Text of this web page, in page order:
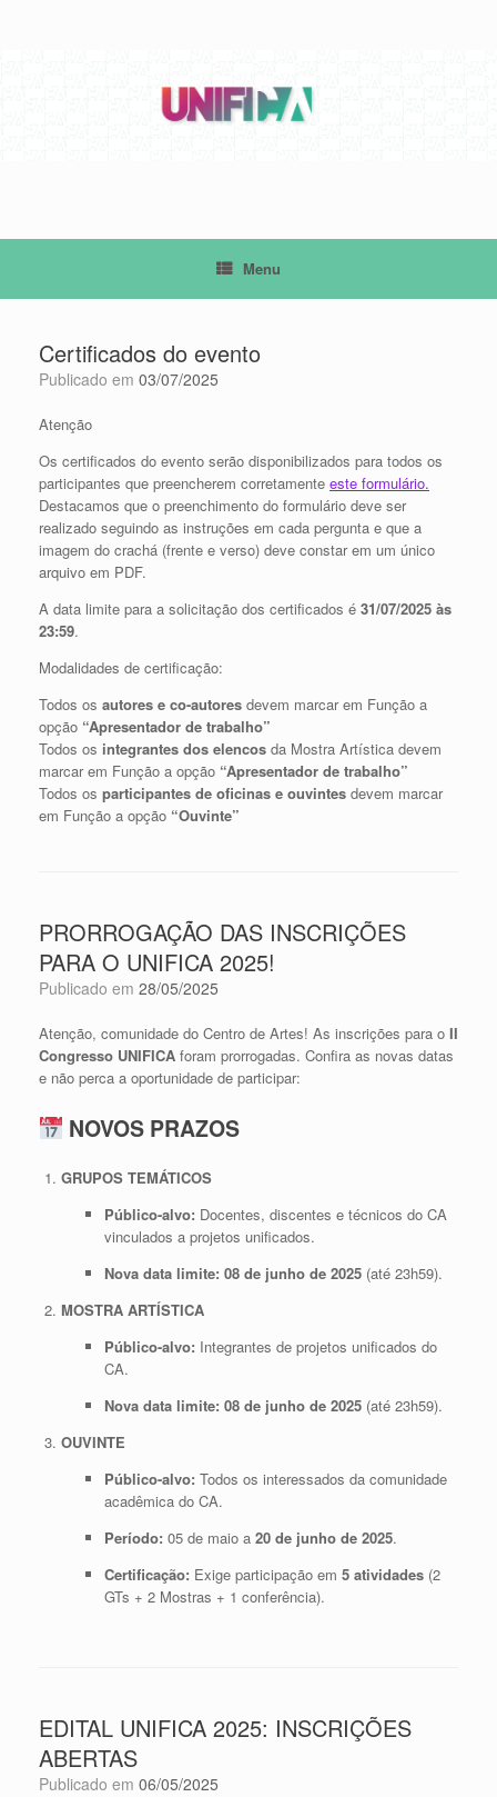
Menu
Certificados do evento
Publicado em 03/07/2025
Atenção
Os certificados do evento serão disponibilizados para todos os
participantes que preencherem corretamente este formulário.
Destacamos que o preenchimento do formulário deve ser
realizado seguindo as instruções em cada pergunta e que a
imagem do crachá (frente e verso) deve constar em um único
arquivo em PDF.
A data limite para a solicitação dos certificados é 31/07/2025 às
23:59.
Modalidades de certificação:
Todos os autores e co-autores devem marcar em Função a
opção “Apresentador de trabalho”
Todos os integrantes dos elencos da Mostra Artística devem
marcar em Função a opção “Apresentador de trabalho”
Todos os participantes de oficinas e ouvintes devem marcar
em Função a opção “Ouvinte”
PRORROGAÇÃO DAS INSCRIÇÕES
PARA O UNIFICA 2025!
Publicado em 28/05/2025
Atenção, comunidade do Centro de Artes! As inscrições para o II
Congresso UNIFICA foram prorrogadas. Confira as novas datas
e não perca a oportunidade de participar:
NOVOS PRAZOS
GRUPOS TEMÁTICOS
Público-alvo: Docentes, discentes e técnicos do CA
vinculados a projetos unificados.
Nova data limite: 08 de junho de 2025(até 23h59).
MOSTRA ARTÍSTICA
Público-alvo: Integrantes de projetos unificados do
CA.
Nova data limite: 08 de junho de 2025(até 23h59).
OUVINTE
Público-alvo: Todos os interessados da comunidade
acadêmica do CA.
Período: 05 de maio a 20 de junho de 2025.
Certificação: Exige participação em 5 atividades(2
GTs + 2 Mostras + 1 conferência).
EDITAL UNIFICA 2025: INSCRIÇÕES
ABERTAS
Publicado em 06/05/2025